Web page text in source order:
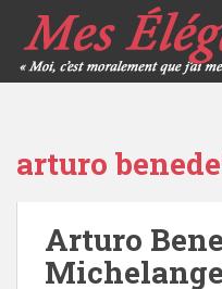
arturo
Arturo